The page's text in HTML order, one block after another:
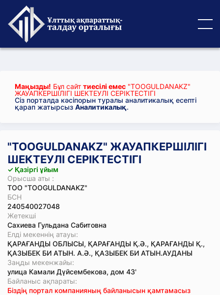
Маңызды! Бұл сайт тиесілі емес "TOOGULDANAKZ"
ЖАУАПКЕРШІЛІГІ ШЕКТЕУЛІ СЕРІКТЕСТІГІ
Сіз порталда кәсіпорын туралы аналитикалық есепті
қарап жатырсыз Аналитикалық.
"TOOGULDANAKZ" ЖАУАПКЕРШІЛІГІ
ШЕКТЕУЛІ СЕРІКТЕСТІГІ
✓ Қазіргі ұйым
Орысша аты :
ТОО "ТООGULDANAKZ"
БСН
240540027048
Жетекші
Сахиева Гульдана Сабитовна
Елді мекеннің атауы:
ҚАРАҒАНДЫ ОБЛЫСЫ, ҚАРАҒАНДЫ Қ.Ә., ҚАРАҒАНДЫ Қ.,
ҚАЗЫБЕК БИ АТЫН. А.Ә., ҚАЗЫБЕК БИ АТЫН.АУДАНЫ
Заңды мекенжайы:
улица Камали Дүйсембекова, дом 43'
Байланыс ақпараты:
Біздің портал компанияның байланысын қамтамасыз